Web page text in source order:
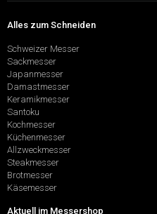
Alles zum Schneiden
Schweizer Messer
Sackmesser
Japanmesser
Damastmesser
Keramikmesser
Santoku
Kochmesser
Küchenmesser
Allzweckmesser
Steakmesser
Brotmesser
Käsemesser
Aktuell im Messershop